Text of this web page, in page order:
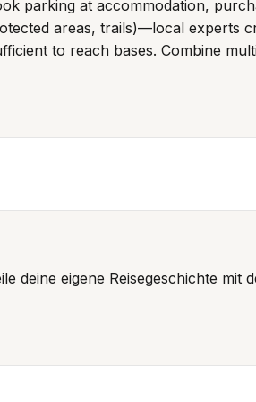
parking at accommodation,
areas, trails)—local experts
to reach bases. Combine
deine eigene Reisegeschichte mit